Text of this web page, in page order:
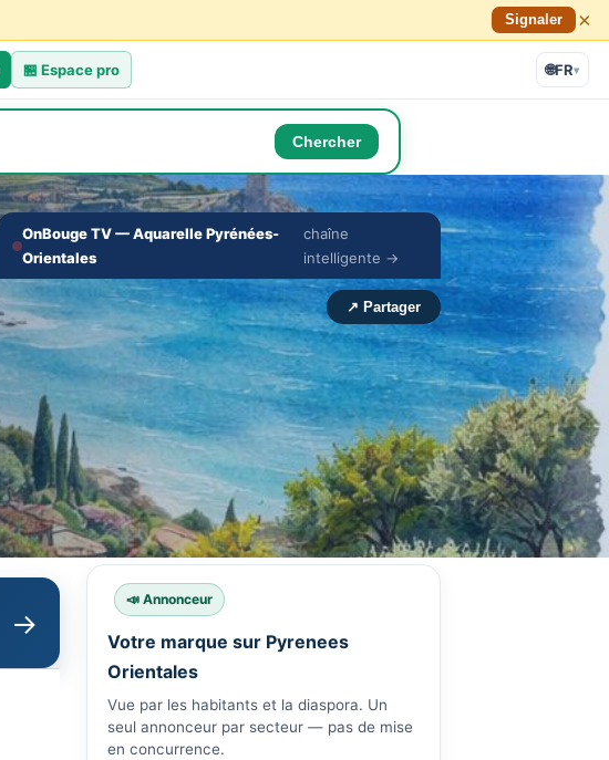
Signaler ×
🏪Espace pro 🌐FR▾
Chercher
OnBouge TV — Aquarelle Pyrénées-
Orientales
chaîne
intelligente →
🔇
‹
›
↗ Partager
→
📣 Annonceur
Votre marque sur Pyrenees
Orientales
Vue par les habitants et la diaspora. Un
seul annonceur par secteur — pas de mise
en concurrence.